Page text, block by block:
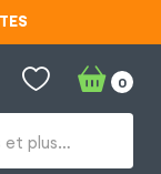
et plus…
0